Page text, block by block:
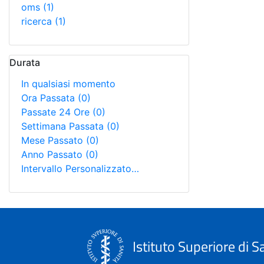
oms (1)
ricerca (1)
Durata
In qualsiasi momento
Ora Passata (0)
Passate 24 Ore (0)
Settimana Passata (0)
Mese Passato (0)
Anno Passato (0)
Intervallo Personalizzato…
Istituto Superiore di